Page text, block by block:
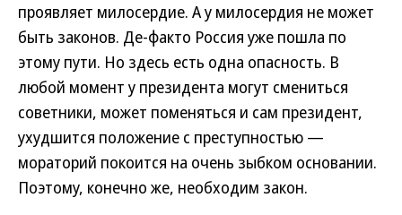
проявляет милосердие. А у милосердия не может
быть законов. Де-факто Россия уже пошла по
этому пути. Но здесь есть одна опасность. В
любой момент у президента могут смениться
советники, может поменяться и сам президент,
ухудшится положение с преступностью —
мораторий покоится на очень зыбком основании.
Поэтому, конечно же, необходим закон.